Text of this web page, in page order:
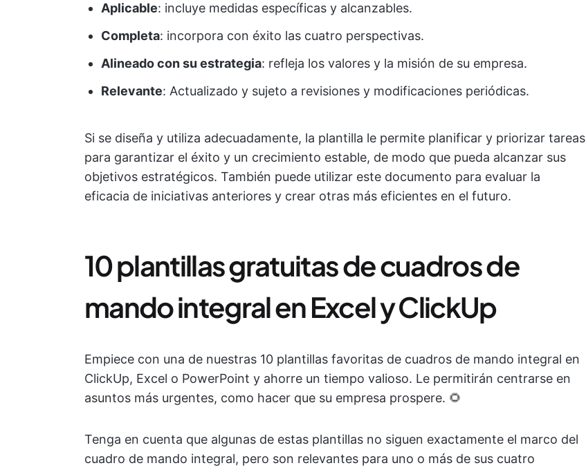
Aplicable: incluye medidas específicas y alcanzables.
Completa: incorpora con éxito las cuatro perspectivas.
Alineado con su estrategia: refleja los valores y la misión de su empresa.
Relevante: Actualizado y sujeto a revisiones y modificaciones periódicas.
Si se diseña y utiliza adecuadamente, la plantilla le permite planificar y priorizar tareas
para garantizar el éxito y un crecimiento estable, de modo que pueda alcanzar sus
objetivos estratégicos. También puede utilizar este documento para evaluar la
eficacia de iniciativas anteriores y crear otras más eficientes en el futuro.
10 plantillas gratuitas de cuadros de
mando integral en Excel y ClickUp
Empiece con una de nuestras 10 plantillas favoritas de cuadros de mando integral en
ClickUp, Excel o PowerPoint y ahorre un tiempo valioso. Le permitirán centrarse en
asuntos más urgentes, como hacer que su empresa prospere. 🌻
Tenga en cuenta que algunas de estas plantillas no siguen exactamente el marco del
cuadro de mando integral, pero son relevantes para uno o más de sus cuatro